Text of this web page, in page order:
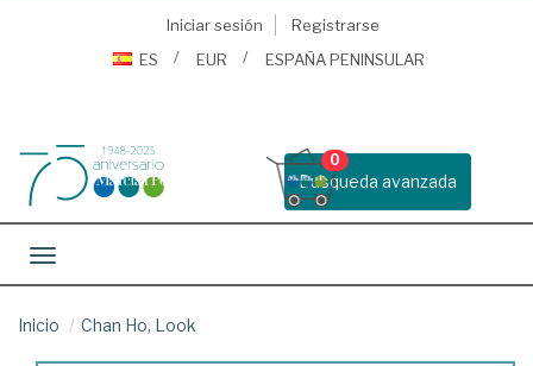
Iniciar sesión
Registrarse
ES
EUR ESPAÑA PENINSULAR
Busqueda avanzada
0
Toggle navigation
Inicio Chan Ho, Look